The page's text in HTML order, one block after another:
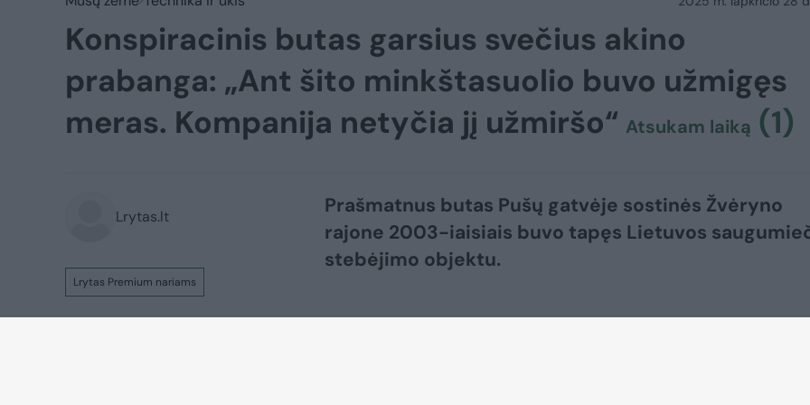
Konspiracinis butas garsius svečius akino
prabanga: „Ant šito minkštasuolio buvo užmigęs
meras. Kompanija netyčia jį užmiršo“ Atsukam laiką (1)
Lrytas.lt
Lrytas Premium nariams
Prašmatnus butas Pušų gatvėje sostinės Žvėryno
rajone 2003-iaisiais buvo tapęs Lietuvos
stebėjimo objektu.